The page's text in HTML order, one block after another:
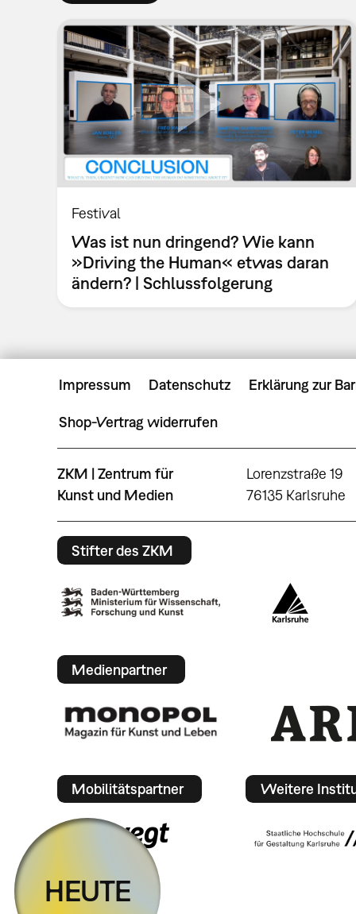
Festival
Was ist nun dringend? Wie kann
»Driving the Human« etwas daran
ändern? | Schlussfolgerung
Impressum Datenschutz Erklärung zur
Shop-Vertrag widerrufen
ZKM | Zentrum für
Kunst und Medien
Lorenzstraße 19
76135 Karlsruhe
Stifter des ZKM
Medienpartner
Mobilitätspartner Weitere
HEUTE